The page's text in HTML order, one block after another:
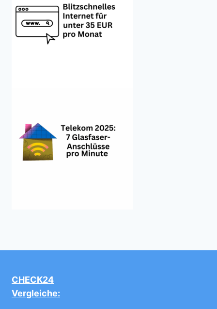
CHECK24
Vergleiche: